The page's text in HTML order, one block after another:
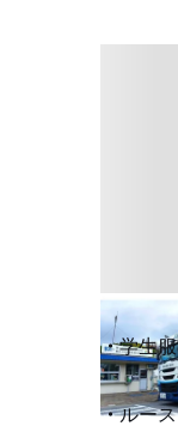
学生
ルー